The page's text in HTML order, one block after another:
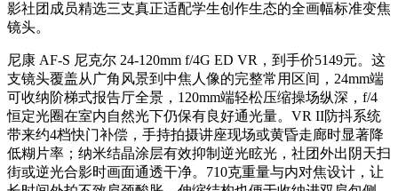
影社团成员精选三支真正适配学生创作生态的全画幅标准变焦
镜头。
尼康 AF-S 尼克尔 24-120mm f/4G ED VR，到手价5149元。这
支镜头覆盖从广角风景到中焦人像的完整常用区间，24mm端
可收纳阶梯式报告厅全景，120mm端轻松压缩操场纵深，f/4
恒定光圈在室内自然光下仍保有良好通光量。VR II防抖系统
带来约4档快门补偿，手持拍摄讲座现场或黄昏走廊时显著降
低糊片率；纳米结晶涂层有效抑制逆光眩光，社团外出阴天扫
街或逆光合影时画面通透干净。710克重量与内对焦设计，让